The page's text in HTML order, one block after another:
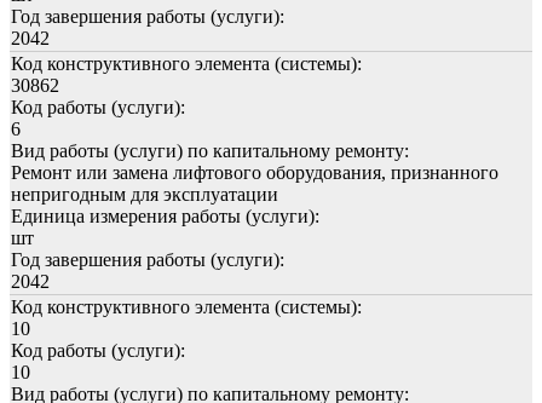
Год завершения работы (услуги):
2042
Код конструктивного элемента (системы):
30862
Код работы (услуги):
6
Вид работы (услуги) по капитальному ремонту:
Ремонт или замена лифтового оборудования, признанного
непригодным для эксплуатации
Единица измерения работы (услуги):
шт
Год завершения работы (услуги):
2042
Код конструктивного элемента (системы):
10
Код работы (услуги):
10
Вид работы (услуги) по капитальному ремонту: